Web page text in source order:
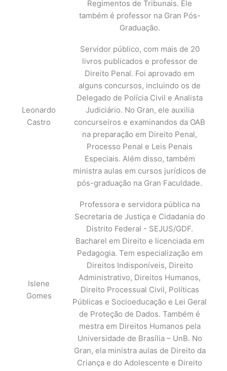
Regimentos de Tribunais. Ele
também é professor na Gran Pós-
Graduação.
Leonardo
Castro
Servidor público, com mais de 20
livros publicados e professor de
Direito Penal. Foi aprovado em
alguns concursos, incluindo os de
Delegado de Polícia Civil e Analista
Judiciário. No Gran, ele auxilia
concurseiros e examinandos da OAB
na preparação em Direito Penal,
Processo Penal e Leis Penais
Especiais. Além disso, também
ministra aulas em cursos jurídicos de
pós-graduação na Gran Faculdade.
Islene
Gomes
Professora e servidora pública na
Secretaria de Justiça e Cidadania do
Distrito Federal - SEJUS/GDF.
Bacharel em Direito e licenciada em
Pedagogia. Tem especialização em
Direitos Indisponíveis, Direito
Administrativo, Direitos Humanos,
Direito Processual Civil, Políticas
Públicas e Socioeducação e Lei Geral
de Proteção de Dados. Também é
mestra em Direitos Humanos pela
Universidade de Brasília – UnB. No
Gran, ela ministra aulas de Direito da
Criança e do Adolescente e Direito